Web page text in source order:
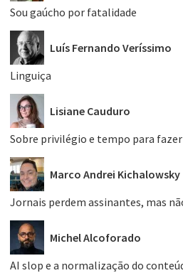
Sou gaúcho por fatalidade
Luís Fernando Veríssimo
Linguiça
Lisiane Cauduro
Sobre privilégio e tempo para
Marco Andrei Kichalowsky
Jornais perdem assinantes, mas
Michel Alcoforado
AI slop e a normalização do